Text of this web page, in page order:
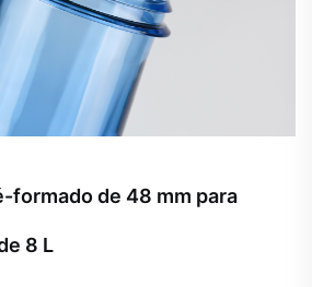
formado de 48 mm para
8 L